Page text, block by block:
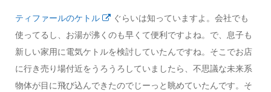
ティファールのケトル
ぐらいは知っていますよ。会社でも
使ってるし、お湯が沸くのも早くて便利ですよね。で、息子も
新しい家用に電気ケトルを検討していたんですね。そこでお店
に行き売り場付近をうろうろしていましたら、不思議な未来系
物体が目に飛び込んできたのでじーっと眺めていたんです。そ